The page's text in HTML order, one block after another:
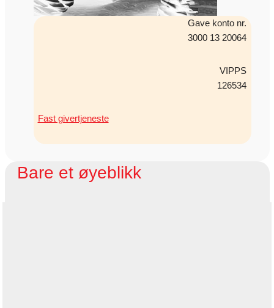
Gave konto nr.
3000 13 20064
VIPPS
126534
Fast givertjeneste
Bare et øyeblikk